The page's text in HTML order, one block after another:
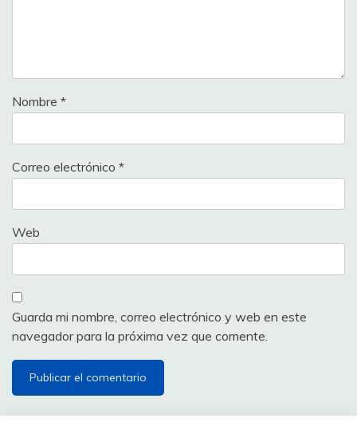
Nombre *
Correo electrónico *
Web
Guarda mi nombre, correo electrónico y web en este
navegador para la próxima vez que comente.